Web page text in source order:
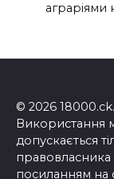
аграріями
© 2026
Використання
допускається
посиланням на